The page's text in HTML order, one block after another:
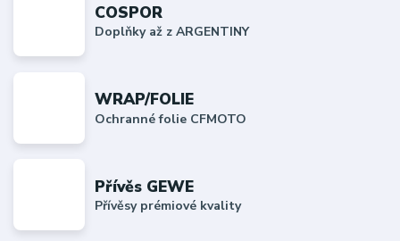
COSPOR
Doplňky až z ARGENTINY
WRAP/FOLIE
Ochranné folie CFMOTO
Přívěs GEWE
Přívěsy prémiové kvality